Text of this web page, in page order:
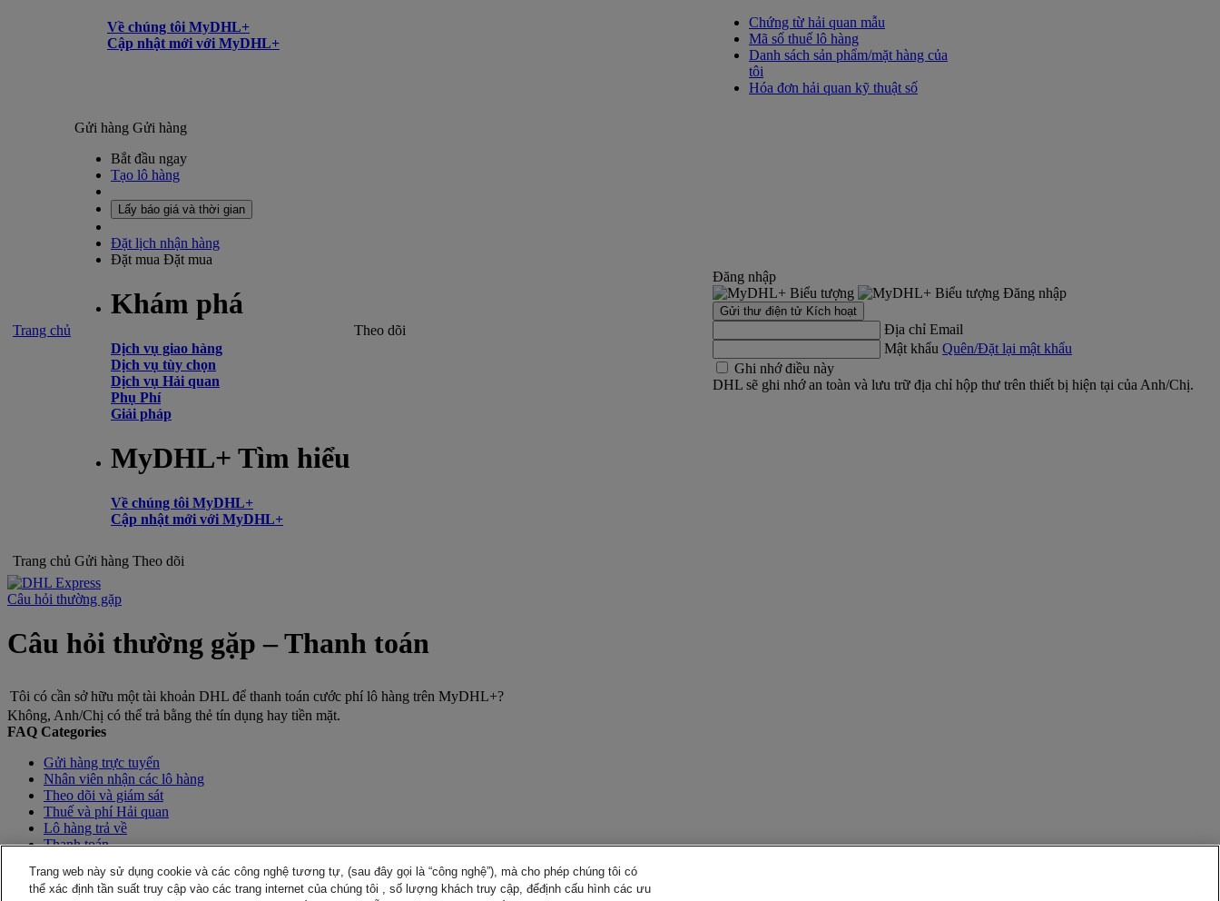
Về chúng tôi MyDHL+
Cập nhật mới với MyDHL+
Chứng từ hải quan mẫu
Mã số thuế lô hàng
Danh sách sản phẩm/mặt hàng của
tôi
Hóa đơn hải quan kỹ thuật số
Trang chủ
Gửi hàng Gửi hàng
Bắt đầu ngay
Tạo lô hàng
Lấy báo giá và thời gian
Đặt lịch nhận hàng
Đặt mua Đặt mua
Khám phá
Dịch vụ giao hàng
Dịch vụ tùy chọn
Dịch vụ Hải quan
Phụ Phí
Giải pháp
MyDHL+ Tìm hiểu
Về chúng tôi MyDHL+
Cập nhật mới với MyDHL+
Theo dõi
Đăng nhập
Đăng nhập
Gửi thư điện tử Kích hoạt
Địa chỉ Email
Mật khẩu Quên/Đặt lại mật khẩu
Ghi nhớ điều này
DHL sẽ ghi nhớ an toàn và lưu trữ địa chỉ hộp thư trên thiết bị hiện tại của Anh/Chị.
Trang chủ Gửi hàng Theo dõi
Câu hỏi thường gặp
Câu hỏi thường gặp – Thanh toán
Tôi có cần sở hữu một tài khoản DHL để thanh toán cước phí lô hàng trên MyDHL+?
Không, Anh/Chị có thể trả bằng thẻ tín dụng hay tiền mặt.
FAQ Categories
Gửi hàng trực tuyến
Nhân viên nhận các lô hàng
Theo dõi và giám sát
Thuế và phí Hải quan
Lô hàng trả về
Thanh toán
Đăng nhập và Mật khẩu
Trang web này sử dụng cookie và các công nghệ tương tự, (sau đây gọi là “công nghệ”), mà cho phép chúng tôi có
thể xác định tần suất truy cập vào các trang internet của chúng tôi , số lượng khách truy cập, đểđịnh cấu hình các ưu